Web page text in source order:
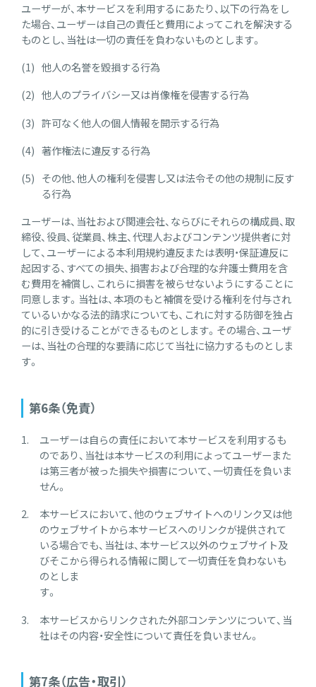
ユーザーが、本サービスを利用するにあたり、以下の行為をし
た場合、ユーザーは自己の責任と費用によってこれを解決する
ものとし、当社は一切の責任を負わないものとします。
他人の名誉を毀損する行為
他人のプライバシー又は肖像権を侵害する行為
許可なく他人の個人情報を開示する行為
著作権法に違反する行為
その他、他人の権利を侵害し又は法令その他の規制に反す
る行為
ユーザーは、当社および関連会社、ならびにそれらの構成員、取
締役、役員、従業員、株主、代理人およびコンテンツ提供者に対
して、ユーザーによる本利用規約違反または表明・保証違反に
起因する、すべての損失、損害および合理的な弁護士費用を含
む費用を補償し、これらに損害を被らせないようにすることに
同意します。当社は、本項のもと補償を受ける権利を付与され
ているいかなる法的請求についても、これに対する防御を独占
的に引き受けることができるものとします。その場合、ユーザ
ーは、当社の合理的な要請に応じて当社に協力するものとしま
す。
第6条（免責）
ユーザーは自らの責任において本サービスを利用するも
のであり、当社は本サービスの利用によってユーザーまた
は第三者が被った損失や損害について、一切責任を負いま
せん。
本サービスにおいて、他のウェブサイトへのリンク又は他
のウェブサイトから本サービスへのリンクが提供されて
いる場合でも、当社は、本サービス以外のウェブサイト及
びそこから得られる情報に関して一切責任を負わないも
のとしま
す。
本サービスからリンクされた外部コンテンツについて、当
社はその内容・安全性について責任を負いません。
第7条（広告・取引）